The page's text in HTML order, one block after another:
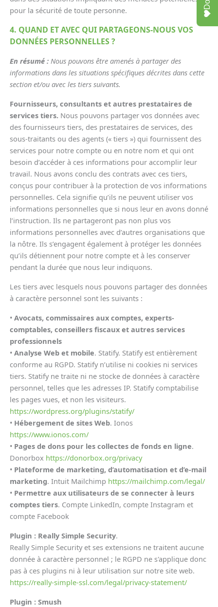
pour la sécurité de toute personne.
4. QUAND ET AVEC QUI PARTAGEONS-NOUS VOS
DONNÉES PERSONNELLES ?
En résumé : Nous pouvons être amenés à partager des
informations dans les situations spécifiques décrites dans cette
section et/ou avec les tiers suivants.
Fournisseurs, consultants et autres prestataires de
services tiers. Nous pouvons partager vos données avec
des fournisseurs tiers, des prestataires de services, des
sous-traitants ou des agents (« tiers ») qui fournissent des
services pour notre compte ou en notre nom et qui ont
besoin d’accéder à ces informations pour accomplir leur
travail. Nous avons conclu des contrats avec ces tiers,
conçus pour contribuer à la protection de vos informations
personnelles. Cela signifie qu’ils ne peuvent utiliser vos
informations personnelles que si nous leur en avons donné
l’instruction. Ils ne partageront pas non plus vos
informations personnelles avec d’autres organisations que
la nôtre. Ils s’engagent également à protéger les données
qu’ils détiennent pour notre compte et à les conserver
pendant la durée que nous leur indiquons.
Les tiers avec lesquels nous pouvons partager des données
à caractère personnel sont les suivants :
• Avocats, commissaires aux comptes, experts-
comptables, conseillers fiscaux et autres services
professionnels
• Analyse Web et mobile. Statify. Statify est entièrement
conforme au RGPD. Statify n’utilise ni cookies ni services
tiers. Statify ne traite ni ne stocke de données à caractère
personnel, telles que les adresses IP. Statify comptabilise
les pages vues, et non les visiteurs.
https://wordpress.org/plugins/statify/
• Hébergement de sites Web. Ionos
https://www.ionos.com/
• Pages de dons pour les collectes de fonds en ligne.
Donorbox https://donorbox.org/privacy
• Plateforme de marketing, d’automatisation et d’e-mail
marketing. Intuit Mailchimp https://mailchimp.com/legal/
• Permettre aux utilisateurs de se connecter à leurs
comptes tiers. Compte LinkedIn, compte Instagram et
compte Facebook
Plugin : Really Simple Security.
Really Simple Security et ses extensions ne traitent aucune
donnée à caractère personnel ; le RGPD ne s'applique donc
pas à ces plugins ni à leur utilisation sur notre site web.
https://really-simple-ssl.com/legal/privacy-statement/
Plugin : Smush